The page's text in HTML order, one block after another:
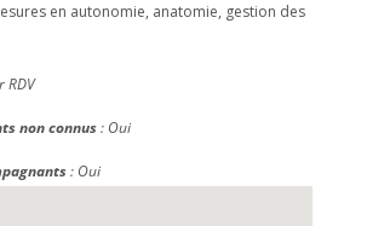
en autonomie, anatomie, gestion des
RDV
non connus: Oui
: Oui